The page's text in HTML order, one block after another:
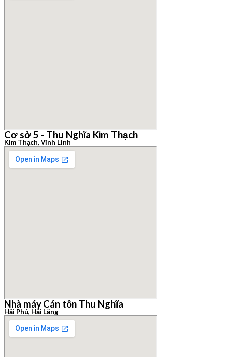
Cơ sở 5 - Thu Nghĩa Kim Thạch
Kim Thạch, Vĩnh Linh
Nhà máy Cán tôn Thu Nghĩa
Hải Phú, Hải Lăng